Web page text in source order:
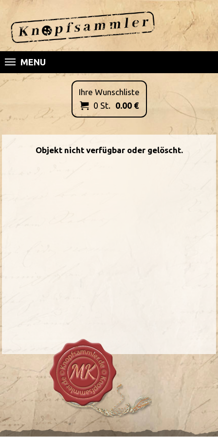
MENU
Ihre Wunschliste
 0 St. 0.00€
Objekt nicht verfügbar oder gelöscht.